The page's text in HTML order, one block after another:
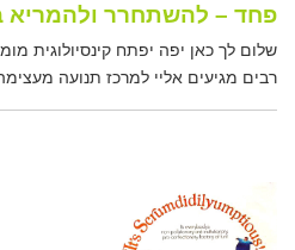
פחד – להשתחרר ולהמריא
שלום לך כאן יפה יפתח קינסיולוגית
רבים מגיעים אליי למרכז תנועה